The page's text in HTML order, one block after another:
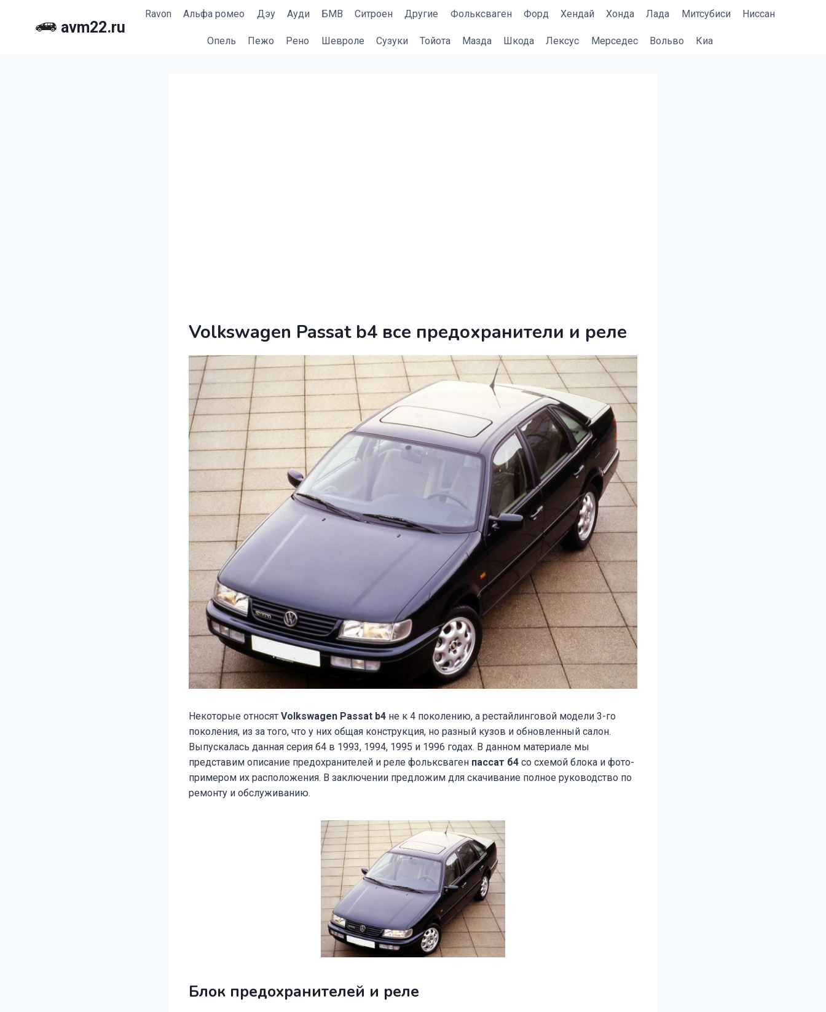
avm22.ru
Ravon Альфа ромео Дэу Ауди БМВ Cитроен Другие Фольксваген Форд Хендай Хонда Лада Митсубиси Ниссан
Опель Пежо Рено Шевроле Сузуки Тойота Мазда Шкода Лексус Мерседес Вольво Киа
Volkswagen Passat b4 все предохранители и реле
Некоторые относят Volkswagen Passat b4 не к 4 поколению, а рестайлинговой модели 3-го
поколения, из за того, что у них общая конструкция, но разный кузов и обновленный салон.
Выпускалась данная серия б4 в 1993, 1994, 1995 и 1996 годах. В данном материале мы
представим описание предохранителей и реле фольксваген пассат б4 со схемой блока и фото-
примером их расположения. В заключении предложим для скачивание полное руководство по
ремонту и обслуживанию.
Блок предохранителей и реле